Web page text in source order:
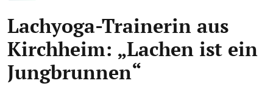
Lachyoga-Trainerin aus
Kirchheim: „Lachen ist ein
Jungbrunnen“